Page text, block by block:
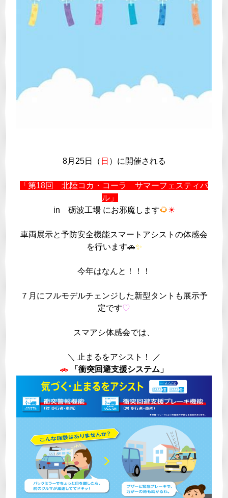
8月25日（ 日 ）に開催される
「第18回 北陸コカ・コーラ サマーフェスティバ
ル」
in 砺波工場 にお邪魔します🌻☀
車両展示と予防安全機能スマートアシストの体感会
を行います🚗✨
今年はなんと！！！
７月にフルモデルチェンジした新型タントも展示予
定です♡
スマアシ体感会では、
＼ 止まるをアシスト！ ／
🚗
「衝突回避支援システム」